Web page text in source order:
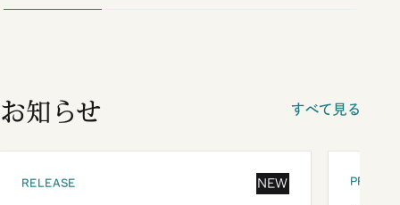
お知らせ すべて見る
RELEASE NEW